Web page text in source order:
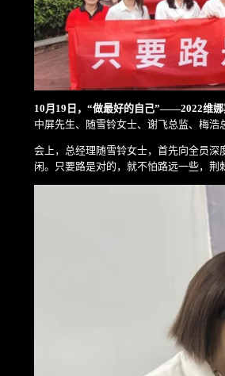
10月19日，“做最好的自己”——2022维娜
中屏先生、随雪铃女士、谢飞总监、梅浩
会上，总经理随雪铃女士，首先向全员深
闲。只要路是对的，就不怕路远一些，荆